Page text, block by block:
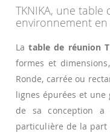
TKNIKA, une table
environnement
Latable de réunion
formes et
Ronde, carrée ou
lignes épurées et une
de sa conception a
particulière de la part